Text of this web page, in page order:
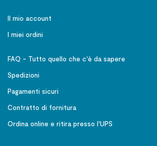
Il mio account
I miei ordini
FAQ - Tutto quello che c'è da sapere
Spedizioni
Pagamenti sicuri
Contratto di fornitura
Ordina online e ritira presso l'UPS